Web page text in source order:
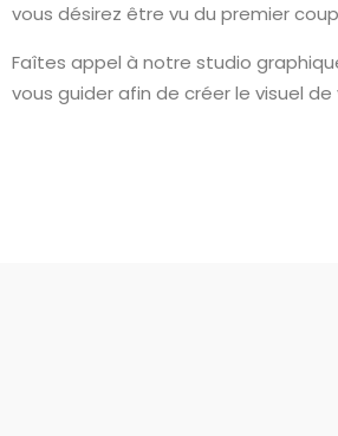
vous désirez être vu du premier
Faîtes appel à notre studio
vous guider afin de créer le visuel de